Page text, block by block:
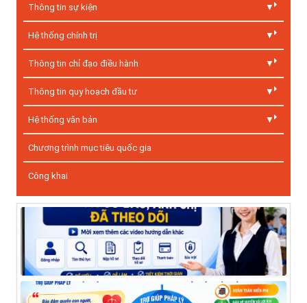
Thông tin sự kiện
Hệ thống chính trị
Thông tin chỉ đạo điều hành
Thông tin quy hoạch đầu tư
Hệ thống văn bản
Chương trình mục tiêu quốc gia
Công khai